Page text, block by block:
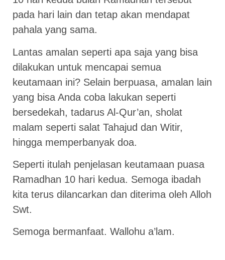
pada hari lain dan tetap akan mendapat
pahala yang sama.
Lantas amalan seperti apa saja yang bisa
dilakukan untuk mencapai semua
keutamaan ini? Selain berpuasa, amalan lain
yang bisa Anda coba lakukan seperti
bersedekah, tadarus Al-Qur’an, sholat
malam seperti salat Tahajud dan Witir,
hingga memperbanyak doa.
Seperti itulah penjelasan keutamaan puasa
Ramadhan 10 hari kedua. Semoga ibadah
kita terus dilancarkan dan diterima oleh Alloh
Swt.
Semoga bermanfaat. Wallohu a’lam.